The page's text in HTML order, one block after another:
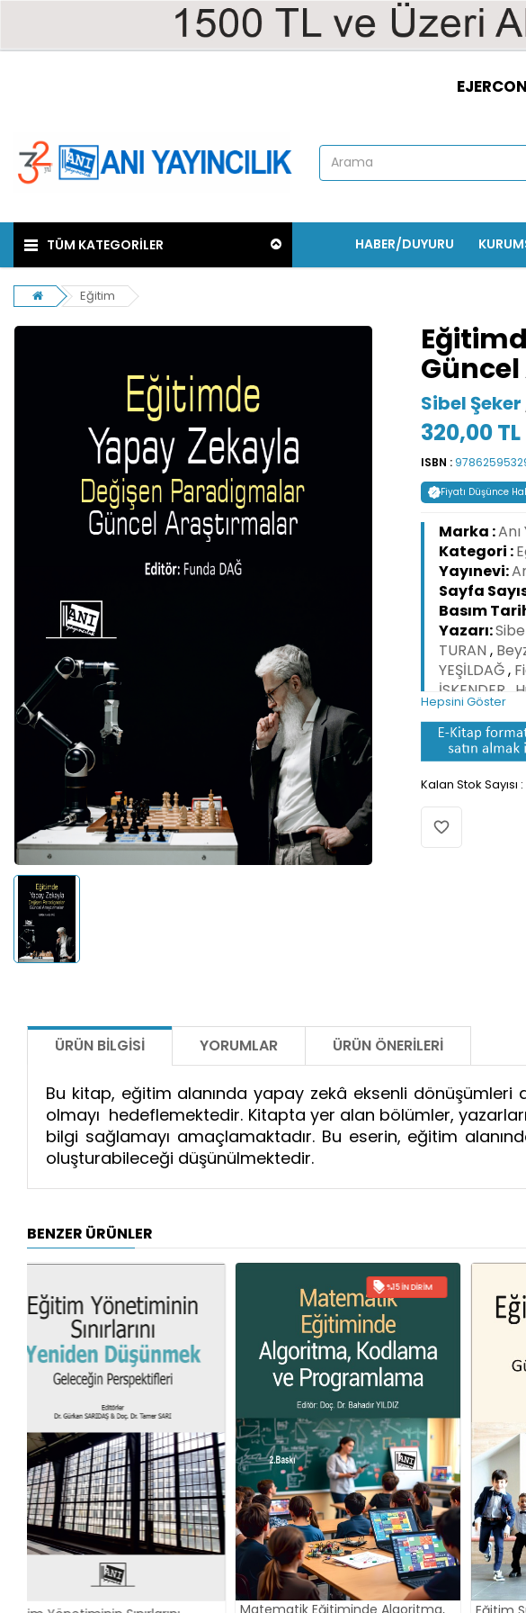
TÜM KATEGORİLER HABER/DUYURU
Eğitim
Sibel Şeker
320,00 TL
ISBN :
Fiyatı Düşünce
Marka :Anı
Kategori :
Yayınevi:
Sayfa
Basım
Yazarı:
TURAN ,
YEŞİLDAĞ,
İSKENDER
Öznur ÇELİK
KAYMAK,
Baskı
Hepsini Göster
Kalan Stok Sayısı :
ÜRÜN BILGISI YORUMLAR ÜRÜN ÖNERILERI
Bu kitap, eğitim alanında yapay zekâ eksenli
olmayı hedeflemektedir. Kitapta yer alan bölümler,
bilgi sağlamayı amaçlamaktadır. Bu eserin, eğitim
oluşturabileceği düşünülmektedir.
BENZER ÜRÜNLER